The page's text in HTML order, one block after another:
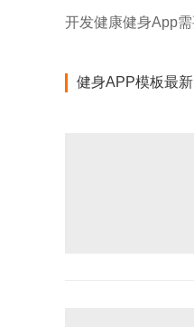
健身APP模板最